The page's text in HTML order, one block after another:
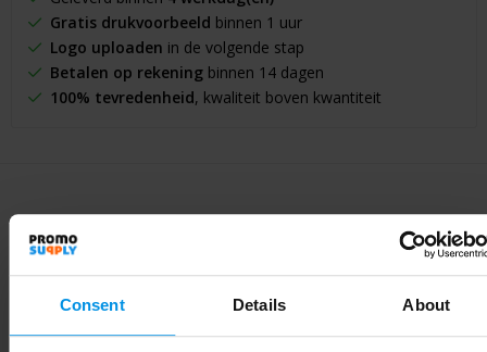
Consent Details About
Gratis drukvoorbeeld binnen 1 uur
Logo uploaden in de volgende stap
Betalen op rekeningbinnen 14 dagen
100% tevredenheid, kwaliteit boven kwantiteit